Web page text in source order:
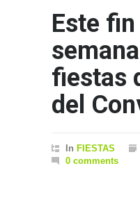
Este
fiestas
del
In FIESTAS
0 comments